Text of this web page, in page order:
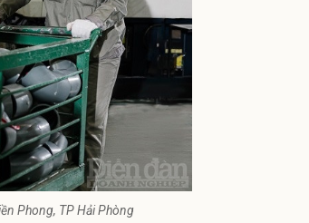
Phong, TP Hải Phòng